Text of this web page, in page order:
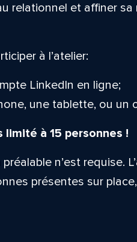
relationnel et affiner sa
à l’atelier:
Linkedln en ligne;
une tablette, ou un
limité à 15 personnes !
n’est requise.
présentes sur